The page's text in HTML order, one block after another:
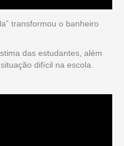
transformou o banheiro
das estudantes, além
difícil na escola.